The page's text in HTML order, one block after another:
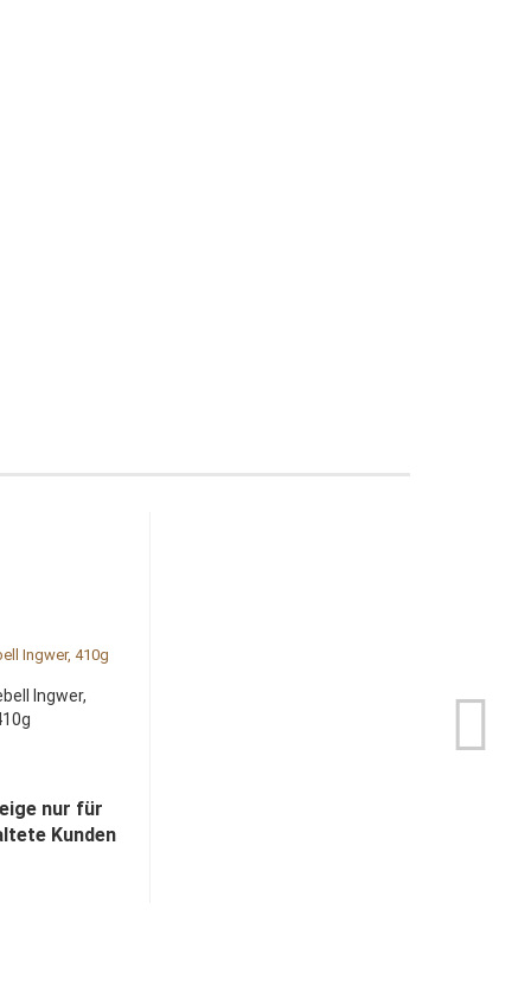
Ingwer,
nur für
Kunden